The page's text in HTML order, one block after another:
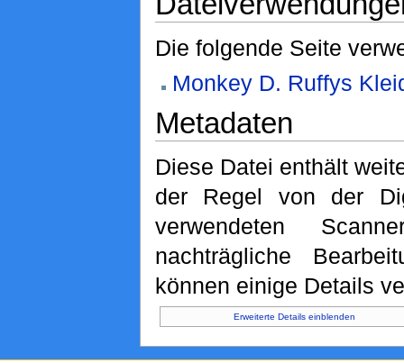
Die folgende Seite
Monkey D. Ruffys
Metadaten
Diese Datei enthält
der Regel von der
verwendeten
nachträgliche
können einige Details
Erweiterte Details einblenden